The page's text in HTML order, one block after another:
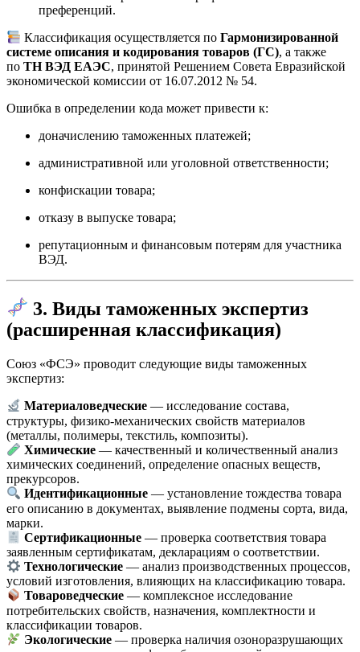
преференций.
Классификация осуществляется поГармонизированной
системе описания и кодирования товаров (ГС), а также
по ТН ВЭД ЕАЭС, принятой Решением Совета Евразийской
экономической комиссии от 16.07.2012 № 54.
Ошибка в определении кода может привести к:
доначислению таможенных платежей;
административной или уголовной ответственности;
конфискации товара;
отказу в выпуске товара;
репутационным и финансовым потерям для участника
ВЭД.
3. Виды таможенных экспертиз
(расширенная классификация)
Союз «ФСЭ» проводит следующие виды таможенных
экспертиз:
Материаловедческие — исследование состава,
структуры, физико-механических свойств материалов
(металлы, полимеры, текстиль, композиты).
Химические — качественный и количественный анализ
химических соединений, определение опасных веществ,
прекурсоров.
Идентификационные — установление тождества товара
его описанию в документах, выявление подмены сорта, вида,
марки.
Сертификационные — проверка соответствия товара
заявленным сертификатам, декларациям о соответствии.
Технологические — анализ производственных процессов,
условий изготовления, влияющих на классификацию товара.
Товароведческие — комплексное исследование
потребительских свойств, назначения, комплектности и
классификации товаров.
Экологические — проверка наличия озоноразрушающих